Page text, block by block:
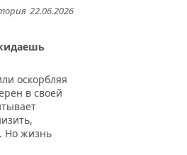
22.06.2026
оскорбляя
в своей
Но жизнь